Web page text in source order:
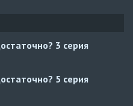
3 серия
5 серия